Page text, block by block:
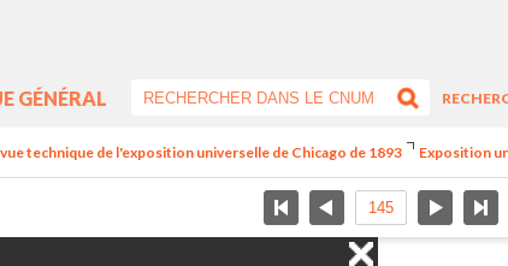
GÉNÉRAL
technique de l'exposition universelle de Chicago de 1893 Exposition